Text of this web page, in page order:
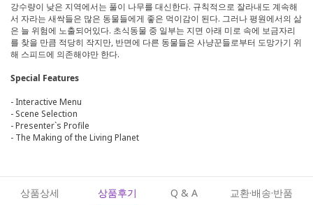
강수량이 낮은 지역에서는 풀이 나무를 대신한다. 규칙적으로 잘라내도 계속해
서 자라는 새싹들은 많은 동물들에게 좋은 먹이감이 된다. 그러나 평원에서의 삶
은 늘 위험에 노출되어있다. 초식동물 중 일부는 지면 아래 미로 속에 보금자리
를 찾을 만큼 적당히 작지만, 반면에 다른 동물들은 사냥꾼들로부터 도망가기 위
해 스피드에 의존해야만 한다.
Special Features
- Interactive Menu
- Scene Selection
- Presenter`s Profile
- The Making of the Living Planet
상품상세 상품후기 Q & A 교환·배송·반품